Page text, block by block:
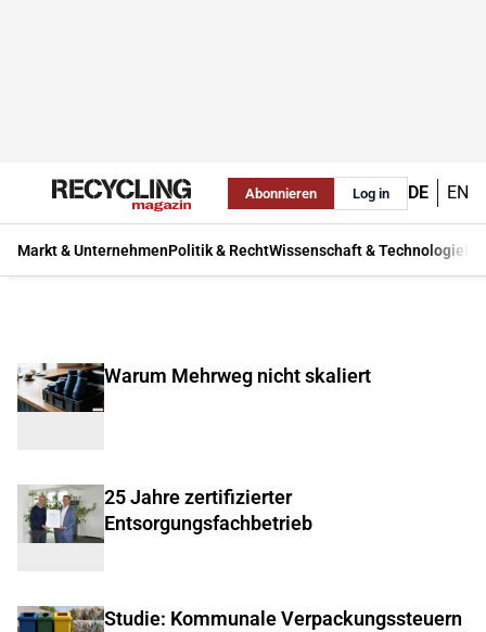
Abonnieren Log in DE EN
Markt & UnternehmenPolitik & RechtWissenschaft & Technologie
Warum Mehrweg nicht skaliert
25 Jahre zertifizierter
Entsorgungsfachbetrieb
Studie: Kommunale Verpackungssteuern